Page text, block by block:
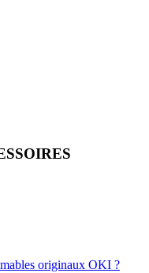
originaux OKI ?